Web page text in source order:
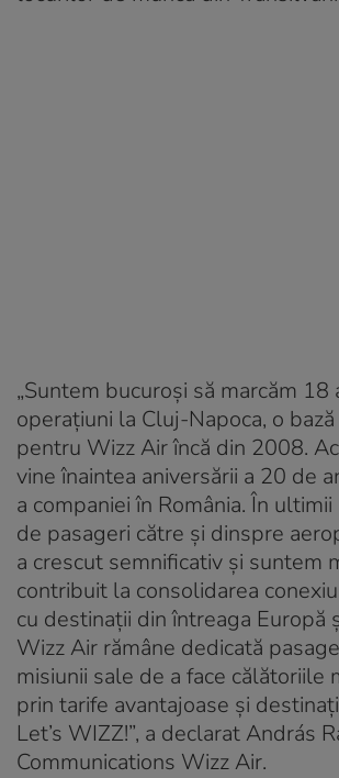
„Suntem bucuroși să marcăm 18
operațiuni la Cluj-Napoca, o
pentru Wizz Air încă din 2008.
vine înaintea aniversării a 20 de
a companiei în România. În
de pasageri către și dinspre
a crescut semnificativ și suntem
contribuit la consolidarea
cu destinații din întreaga Europă
Wizz Air rămâne dedicată
misiunii sale de a face călătoriile
prin tarife avantajoase și
Let’s WIZZ!”, a declarat András
Communications Wizz Air.